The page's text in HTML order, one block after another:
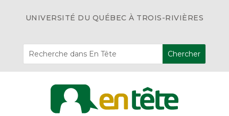
UNIVERSITÉ DU QUÉBEC À TROIS-RIVIÈRES